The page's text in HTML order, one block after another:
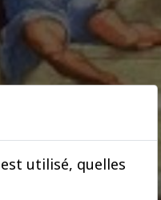
utilisé, quelles